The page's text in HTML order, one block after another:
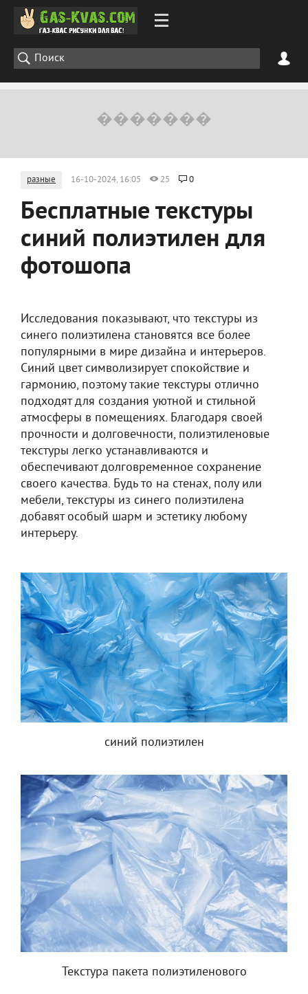
разные 16-10-2024, 16:05 25 0
Бесплатные текстуры
синий полиэтилен для
фотошопа
Исследования показывают, что текстуры из
синего полиэтилена становятся все более
популярными в мире дизайна и интерьеров.
Синий цвет символизирует спокойствие и
гармонию, поэтому такие текстуры отлично
подходят для создания уютной и стильной
атмосферы в помещениях. Благодаря своей
прочности и долговечности, полиэтиленовые
текстуры легко устанавливаются и
обеспечивают долговременное сохранение
своего качества. Будь то на стенах, полу или
мебели, текстуры из синего полиэтилена
добавят особый шарм и эстетику любому
интерьеру.
синий полиэтилен
Текстура пакета полиэтиленового